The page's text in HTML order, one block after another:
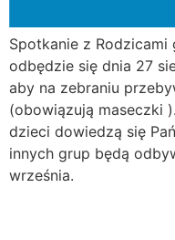
Spotkanie z Rodzicami
odbędzie się dnia 27
aby na zebraniu
(obowiązują maseczki
dzieci dowiedzą się
innych grup będą
września.